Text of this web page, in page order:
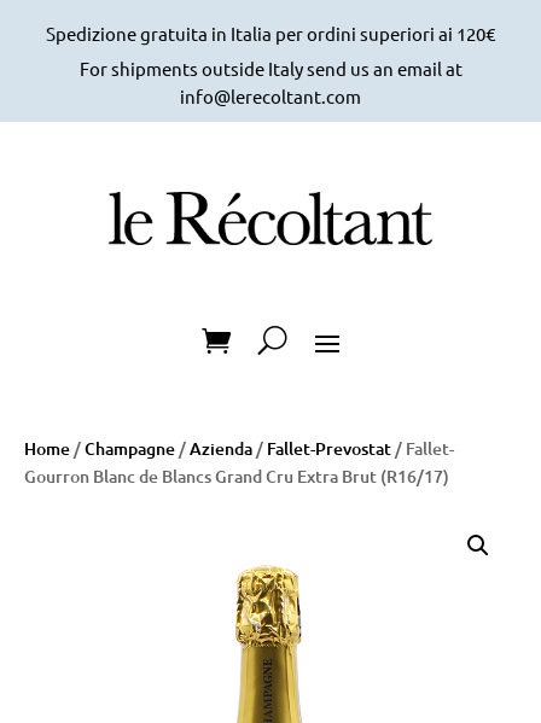
Spedizione gratuita in Italia per ordini superiori ai 120€
For shipments outside Italy send us an email at
info@lerecoltant.com
Home /Champagne /Azienda / Fallet-Prevostat / Fallet-
Gourron Blanc de Blancs Grand Cru Extra Brut (R16/17)